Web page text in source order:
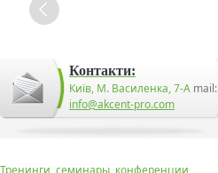
Контакти:
Київ, М. Василенка, 7-А mail:
info@akcent-pro.com
Тренинги, семинары, конференции